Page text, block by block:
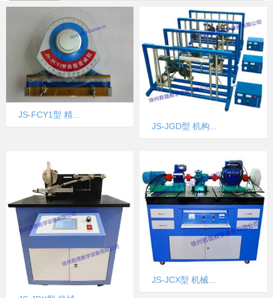
JS-FCY1型 精...
JS-JGD型 机构...
JS-JCX型 机械...